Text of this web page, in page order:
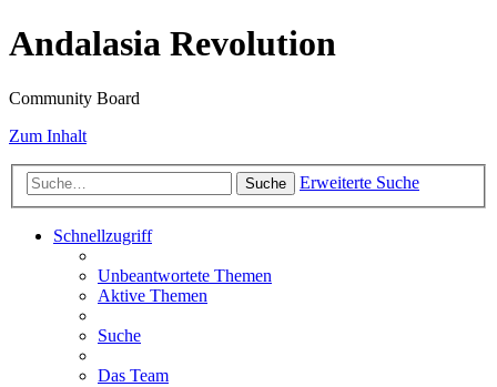
Andalasia Revolution
Community Board
Zum Inhalt
Suche Erweiterte Suche
Schnellzugriff
Unbeantwortete Themen
Aktive Themen
Suche
Das Team